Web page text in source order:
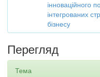
інноваційного
інтегрованих
бізнесу
Перегляд
Тема